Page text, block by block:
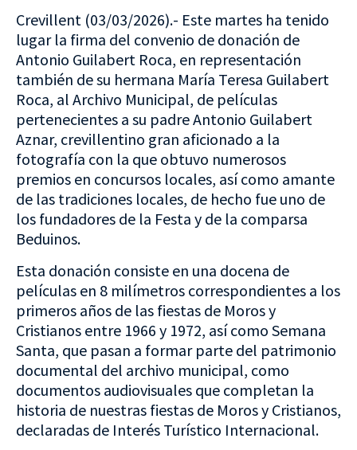
Crevillent (03/03/2026).- Este martes ha tenido
lugar la firma del convenio de donación de
Antonio Guilabert Roca, en representación
también de su hermana María Teresa Guilabert
Roca, al Archivo Municipal, de películas
pertenecientes a su padre Antonio Guilabert
Aznar, crevillentino gran aficionado a la
fotografía con la que obtuvo numerosos
premios en concursos locales, así como amante
de las tradiciones locales, de hecho fue uno de
los fundadores de la Festa y de la comparsa
Beduinos.
Esta donación consiste en una docena de
películas en 8 milímetros correspondientes a los
primeros años de las fiestas de Moros y
Cristianos entre 1966 y 1972, así como Semana
Santa, que pasan a formar parte del patrimonio
documental del archivo municipal, como
documentos audiovisuales que completan la
historia de nuestras fiestas de Moros y Cristianos,
declaradas de Interés Turístico Internacional.